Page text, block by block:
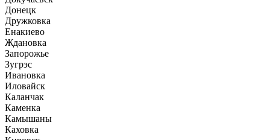
Донецк
Дружковка
Енакиево
Ждановка
Запорожье
Зугрэс
Ивановка
Иловайск
Каланчак
Каменка
Камышаны
Каховка